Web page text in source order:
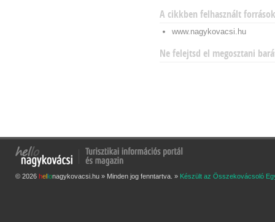
A cikkben felhasznált források
www.nagykovacsi.hu
Ne felejtsd el megosztani
© 2026 he onagykovacsi.hu » Minden jog fenntartva. » Készült az Összekovácsoló